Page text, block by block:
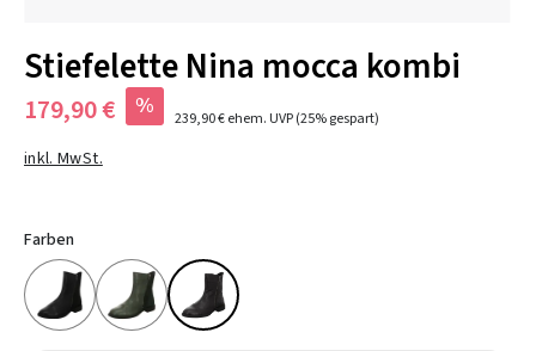
Stiefelette Nina mocca kombi
179,90 € % 239,90 €ehem. UVP(25% gespart)
inkl. MwSt.
Farben